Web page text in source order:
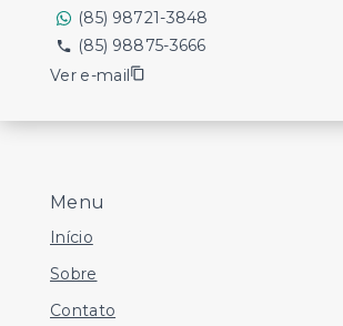
Menu
Início
Sobre
Contato
(85) 98721-3848
(85) 98875-3666
Ver e-mail